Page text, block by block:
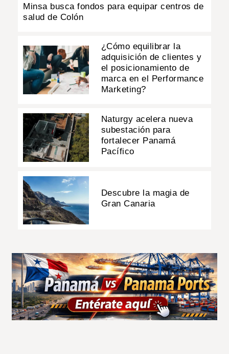
Minsa busca fondos para equipar centros de
salud de Colón
¿Cómo equilibrar la
adquisición de clientes y
el posicionamiento de
marca en el Performance
Marketing?
Naturgy acelera nueva
subestación para
fortalecer Panamá
Pacífico
Descubre la magia de
Gran Canaria